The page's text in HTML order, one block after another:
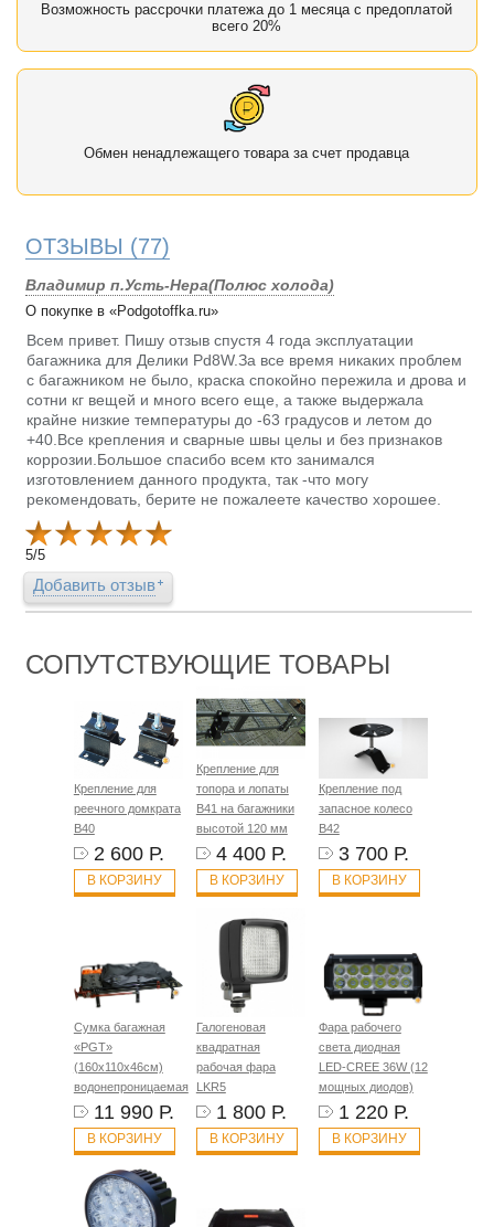
Возможность рассрочки платежа до 1 месяца с предоплатой
всего 20%
Обмен ненадлежащего товара за счет продавца
ОТЗЫВЫ (77)
Владимир п.Усть-Нера(Полюс холода)
О покупке в «Podgotoffka.ru»
Всем привет. Пишу отзыв спустя 4 года эксплуатации
багажника для Делики Pd8W.За все время никаких проблем
с багажником не было, краска спокойно пережила и дрова и
сотни кг вещей и много всего еще, а также выдержала
крайне низкие температуры до -63 градусов и летом до
+40.Все крепления и сварные швы целы и без признаков
коррозии.Большое спасибо всем кто занимался
изготовлением данного продукта, так -что могу
рекомендовать, берите не пожалеете качество хорошее.
5/5
Добавить отзыв
СОПУТСТВУЮЩИЕ ТОВАРЫ
Крепление для
реечного домкрата
B40
2 600 Р.
В КОРЗИНУ
Крепление для
топора и лопаты
B41 на багажники
высотой 120 мм
4 400 Р.
В КОРЗИНУ
Крепление под
запасное колесо
B42
3 700 Р.
В КОРЗИНУ
Сумка багажная
«PGT»
(160х110х46см)
водонепроницаемая
11 990 Р.
В КОРЗИНУ
Галогеновая
квадратная
рабочая фара
LKR5
1 800 Р.
В КОРЗИНУ
Фара рабочего
света диодная
LED-CREE 36W (12
мощных диодов)
1 220 Р.
В КОРЗИНУ